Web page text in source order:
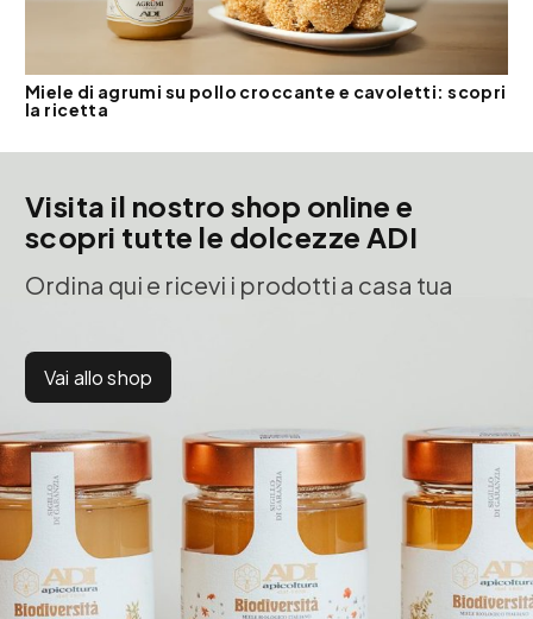
Miele di agrumi su pollo croccante e cavoletti: scopri
la ricetta
Visita il nostro shop online e
scopri tutte le dolcezze ADI
Ordina qui e ricevi i prodotti a casa tua
Vai allo shop